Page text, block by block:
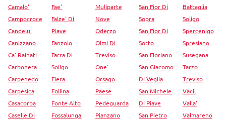
Camalo'
Campocroce
Candelu'
Canizzano
Ca' Rainati
Carbonera
Carpenedo
Carpesica
Casacorba
Caselle Di
Fae'
Falze' Di
Piave
Fanzolo
Farra Di
Soligo
Fiera
Follina
Fonte Alto
Fossalunga
Muliparte
Nove
Oderzo
Olmi Di
Treviso
One'
Orsago
Paese
Pedeguarda
Pianzano
San Fior Di
Sopra
San Fior Di
Sotto
San Floriano
San Giacomo
Di Veglia
San Michele
Di Piave
San Pietro
Battaglia
Soligo
Spercenigo
Spresiano
Susegana
Tarzo
Treviso
Vacil
Valla'
Valmareno